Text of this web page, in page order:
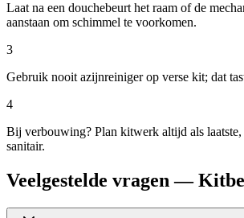
Laat na een douchebeurt het raam of de
aanstaan om schimmel te voorkomen.
3
Gebruik nooit azijnreiniger op verse kit; dat
4
Bij verbouwing? Plan kitwerk altijd als laatste,
sanitair.
Veelgestelde vragen —